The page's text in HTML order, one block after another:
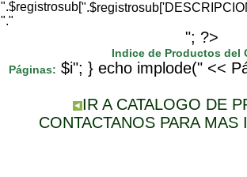
"."
"; ?>
Indice de Productos del
Páginas: $i"; } echo implode(" <<
IR A CATALOGO DE
CONTACTANOS PARA